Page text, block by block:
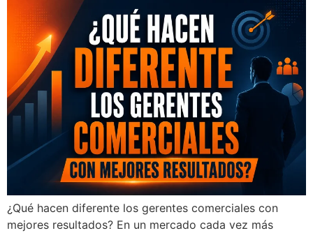
¿Qué hacen diferente los gerentes comerciales con
mejores resultados? En un mercado cada vez más